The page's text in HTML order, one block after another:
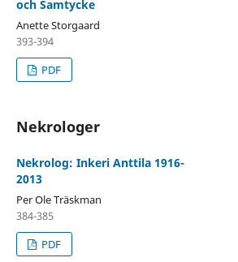
och Samtycke
Anette Storgaard
393-394
PDF
Nekrologer
Nekrolog: Inkeri Anttila 1916-
2013
Per Ole Träskman
384-385
PDF